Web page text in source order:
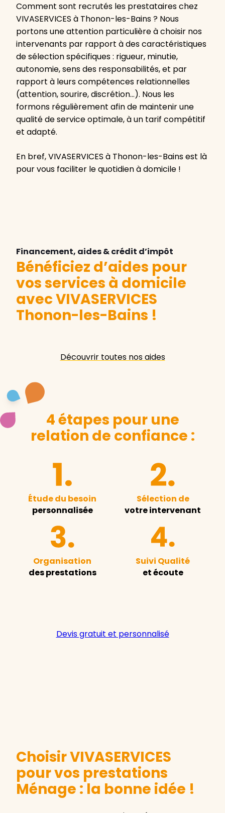
Comment sont recrutés les prestataires chez
VIVASERVICES à Thonon-les-Bains ? Nous
portons une attention particulière à choisir nos
intervenants par rapport à des caractéristiques
de sélection spécifiques : rigueur, minutie,
autonomie, sens des responsabilités, et par
rapport à leurs compétences relationnelles
(attention, sourire, discrétion…). Nous les
formons régulièrement afin de maintenir une
qualité de service optimale, à un tarif compétitif
et adapté.
En bref, VIVASERVICES à Thonon-les-Bains est là
pour vous faciliter le quotidien à domicile !
Financement, aides & crédit d’impôt
Bénéficiez d’aides pour
vos services à domicile
avec VIVASERVICES
Thonon-les-Bains !
Découvrir toutes nos aides
4 étapes pour une
relation de confiance :
Étude du besoin
personnalisée
Sélection de
votre intervenant
Organisation
des prestations
Suivi Qualité
et écoute
Devis gratuit et personnalisé
Choisir VIVASERVICES
pour vos prestations
Ménage : la bonne idée !